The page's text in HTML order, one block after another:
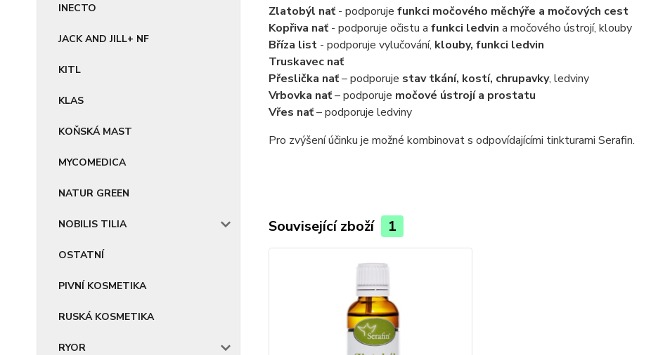
INECTO
JACK AND JILL+ NF
KITL
KLAS
KOŇSKÁ MAST
MYCOMEDICA
NATUR GREEN
NOBILIS TILIA
OSTATNÍ
PIVNÍ KOSMETIKA
RUSKÁ KOSMETIKA
RYOR
Zlatobýl nať- podporuje funkci močového měchýře a močových cest
Kopřiva nať- podporuje očistu a funkci ledvin a močového ústrojí, klouby
Bříza list- podporuje vylučování, klouby, funkci ledvin
Truskavec nať
Přeslička nať– podporuje stav tkání, kostí, chrupavky, ledviny
Vrbovka nať– podporuje močové ústrojí a prostatu
Vřes nať– podporuje ledviny
Pro zvýšení účinku je možné kombinovat s odpovídajícími tinkturami Serafin.
Související zboží 1